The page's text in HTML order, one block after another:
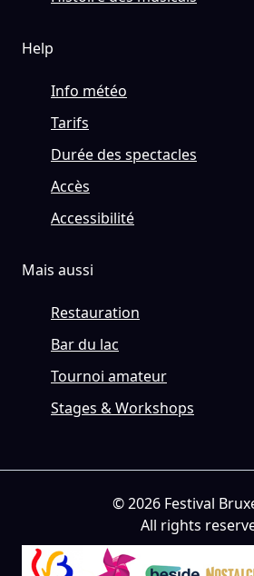
Help
Info météo
Tarifs
Durée des spectacles
Accès
Accessibilité
Mais aussi
Restauration
Bar du lac
Tournoi amateur
Stages & Workshops
© 2026 Festival
All rights